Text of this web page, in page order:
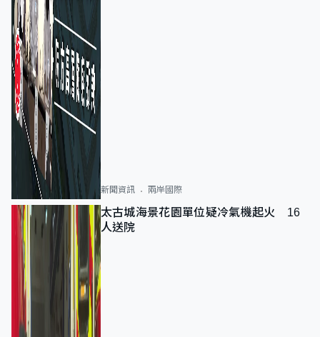
新聞資訊 兩岸國際
太古城海景花園單位疑冷氣機起火 16
人送院